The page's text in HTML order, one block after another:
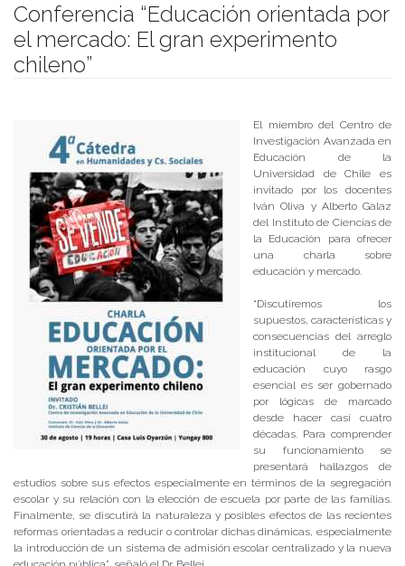
Conferencia “Educación orientada por
el mercado: El gran experimento
chileno”
El miembro del Centro de
Investigación Avanzada en
Educación de la
Universidad de Chile es
invitado por los docentes
Iván Oliva y Alberto Galaz
del Instituto de Ciencias de
la Educación para ofrecer
una charla sobre
educación y mercado.
“Discutiremos los
supuestos, características y
consecuencias del arreglo
institucional de la
educación cuyo rasgo
esencial es ser gobernado
por lógicas de marcado
desde hacer casi cuatro
décadas. Para comprender
su funcionamiento se
presentará hallazgos de
estudios sobre sus efectos especialmente en términos de la segregación
escolar y su relación con la elección de escuela por parte de las familias.
Finalmente, se discutirá la naturaleza y posibles efectos de las recientes
reformas orientadas a reducir o controlar dichas dinámicas, especialmente
la introducción de un sistema de admisión escolar centralizado y la nueva